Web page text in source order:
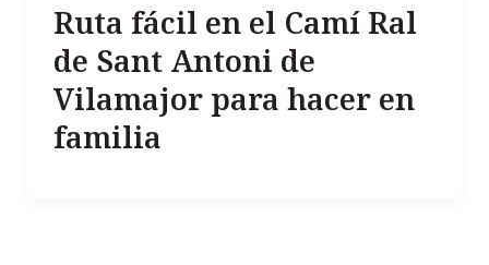
Ruta fácil en el Camí Ral
de Sant Antoni de
Vilamajor para hacer en
familia